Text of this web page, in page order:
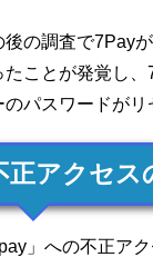
後の調査で7Pay
たことが発覚し
のパスワードがリ
正アクセス
」への不正ア